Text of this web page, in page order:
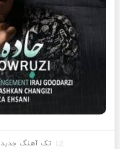
تک آهنگ جدید